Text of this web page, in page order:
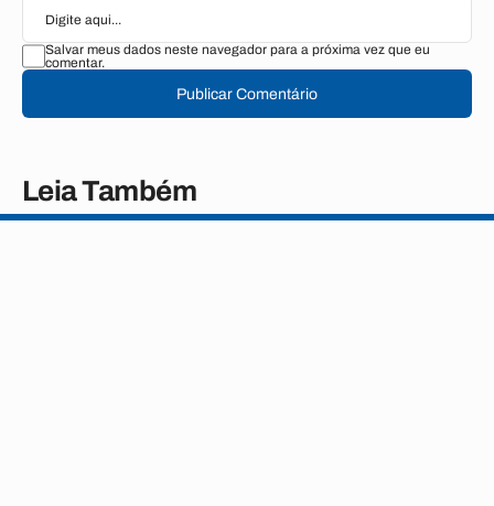
Salvar meus dados neste navegador para a próxima vez que eu
comentar.
Publicar Comentário
Leia Também